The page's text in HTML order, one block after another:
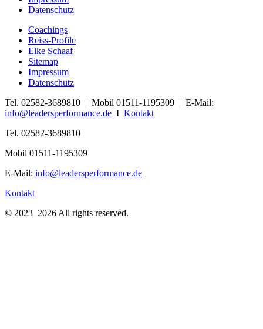
Datenschutz
Coachings
Reiss-Profile
Elke Schaaf
Sitemap
Impressum
Datenschutz
Tel. 02582-3689810 | Mobil 01511-1195309 | E-Mail:
info@leadersperformance.de I Kontakt
Tel. 02582-3689810
Mobil 01511-1195309
E-Mail: info@leadersperformance.de
Kontakt
© 2023–2026 All rights reserved.